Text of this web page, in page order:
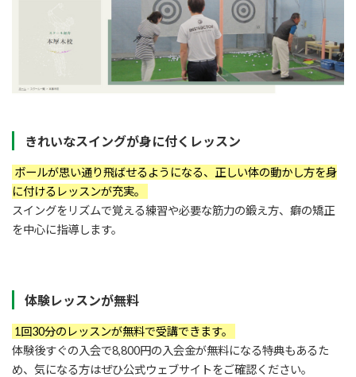
きれいなスイングが身に付くレッスン
ボールが思い通り飛ばせるようになる、正しい体の動かし方を身
に付けるレッスンが充実。
スイングをリズムで覚える練習や必要な筋力の鍛え方、癖の矯正
を中心に指導します。
体験レッスンが無料
1回30分のレッスンが無料で受講できます。
体験後すぐの入会で8,800円の入会金が無料になる特典もあるた
め、気になる方はぜひ公式ウェブサイトをご確認ください。